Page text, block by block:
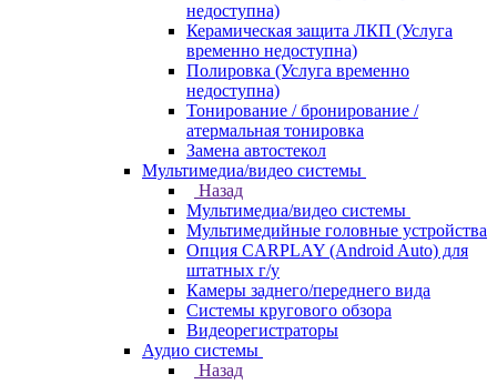
недоступна)
Керамическая защита ЛКП (Услуга
временно недоступна)
Полировка (Услуга временно
недоступна)
Тонирование / бронирование /
атермальная тонировка
Замена автостекол
Мультимедиа/видео системы
Назад
Мультимедиа/видео системы
Мультимедийные головные устройства
Опция CARPLAY (Android Auto) для
штатных г/у
Камеры заднего/переднего вида
Системы кругового обзора
Видеорегистраторы
Аудио системы
Назад